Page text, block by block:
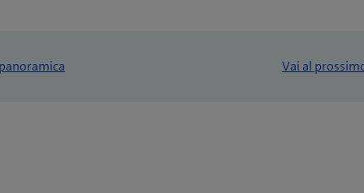
Vai al